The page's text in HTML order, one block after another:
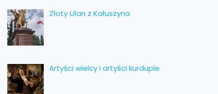
Złoty Ułan z Kałuszyna
Artyści wielcy i artyści kurduple